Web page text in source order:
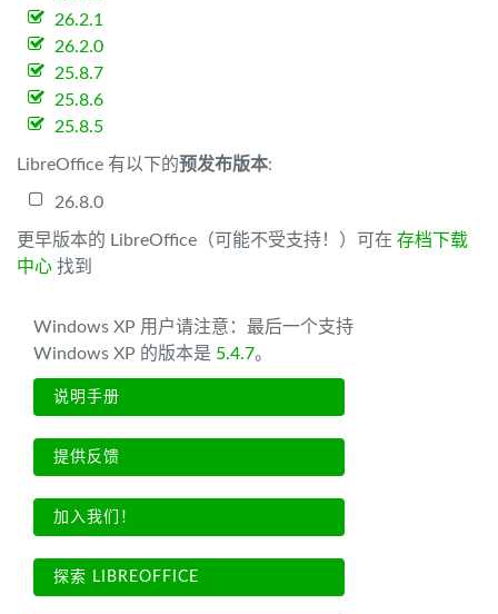
26.2.1
26.2.0
25.8.7
25.8.6
25.8.5
LibreOffice 有以下的预发布版本:
26.8.0
更早版本的 LibreOffice（可能不受支持！）可在 存档下载
中心 找到
Windows XP 用户请注意：最后一个支持
Windows XP 的版本是 5.4.7。
说明手册
提供反馈
加入我们！
探索 LIBREOFFICE